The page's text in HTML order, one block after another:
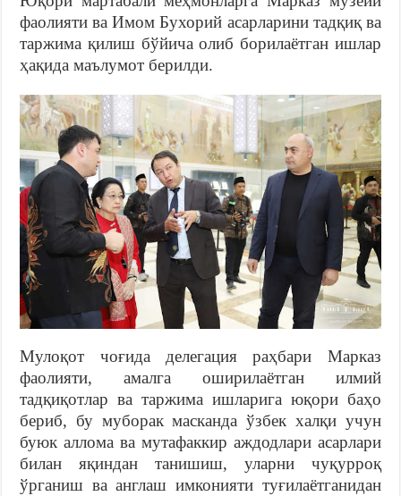
фаолияти ва Имом Бухорий асарларини тадқиқ ва
таржима қилиш бўйича олиб борилаётган ишлар
ҳақида маълумот берилди.
Мулоқот чоғида делегация раҳбари Марказ
фаолияти, амалга оширилаётган илмий
тадқиқотлар ва таржима ишларига юқори баҳо
бериб, бу муборак масканда ўзбек халқи учун
буюк аллома ва мутафаккир аждодлари асарлари
билан яқиндан танишиш, уларни чуқурроқ
ўрганиш ва англаш имконияти туғилаётганидан